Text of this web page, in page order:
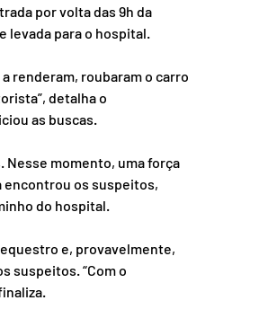
por volta das 9h da
levada para o hospital.
renderam, roubaram o carro
detalha o
as buscas.
Nesse momento, uma força
encontrou os suspeitos,
do hospital.
e, provavelmente,
suspeitos. “Com o